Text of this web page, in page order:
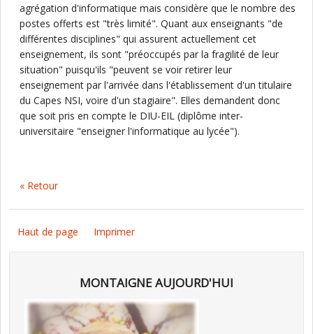
agrégation d'informatique mais considère que le nombre des
postes offerts est "très limité". Quant aux enseignants "de
différentes disciplines" qui assurent actuellement cet
enseignement, ils sont "préoccupés par la fragilité de leur
situation" puisqu'ils "peuvent se voir retirer leur
enseignement par l'arrivée dans l'établissement d'un titulaire
du Capes NSI, voire d'un stagiaire". Elles demandent donc
que soit pris en compte le DIU-EIL (diplôme inter-
universitaire "enseigner l'informatique au lycée").
« Retour
Haut de page Imprimer
MONTAIGNE AUJOURD'HUI